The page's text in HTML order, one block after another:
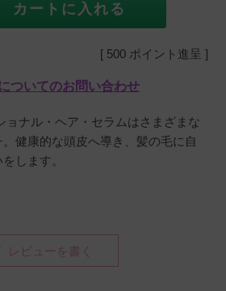
カートに入れる
[ 500 ポイント進呈 ]
ついてのお問い合わせ
ョナル・ヘア・セラムはさまざまな
健康的な頭皮へ導き、髪の毛に自
します。
レビューを書く